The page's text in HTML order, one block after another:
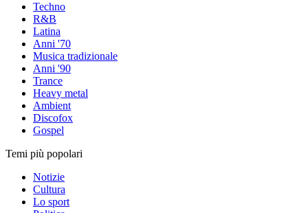
Techno
R&B
Latina
Anni '70
Musica tradizionale
Anni '90
Trance
Heavy metal
Ambient
Discofox
Gospel
Temi più popolari
Notizie
Cultura
Lo sport